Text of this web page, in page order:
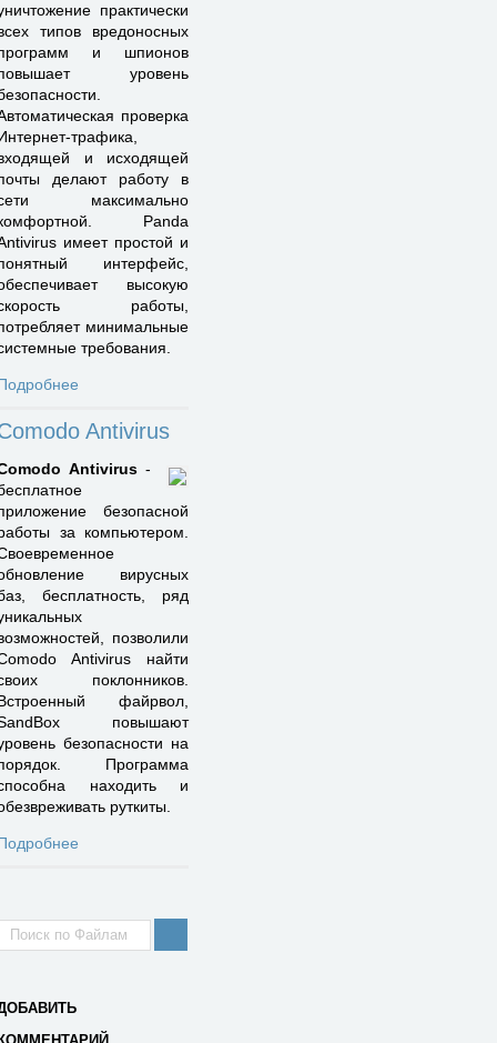
практически
типов вредоносных
и шпионов
уровень
проверка
трафика,
и исходящей
делают работу в
максимально
Panda
имеет простой и
интерфейс,
высокую
работы,
минимальные
требования.
Antivirus
Antivirus-
безопасной
за компьютером.
вирусных
бесплатность, ряд
позволили
Antivirus найти
поклонников.
файрвол,
повышают
безопасности на
Программа
находить и
руткиты.